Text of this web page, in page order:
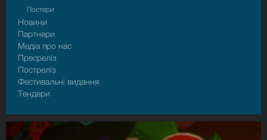
Постери
Новини
Партнери
Медіа про нас
Пресрелiз
Пострелiз
Фестивальні видання
Тендери